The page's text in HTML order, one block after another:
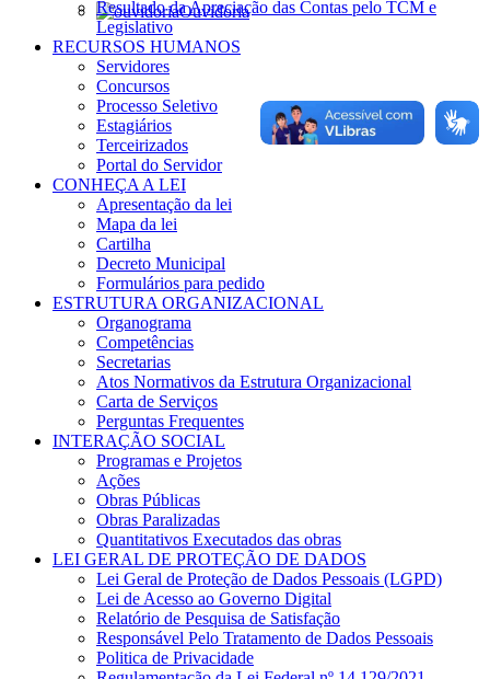
Ouvidoria
Resultado da Apreciação das Contas pelo TCM e
Legislativo
RECURSOS HUMANOS
Servidores
Concursos
Processo Seletivo
Estagiários
Terceirizados
Portal do Servidor
CONHEÇA A LEI
Apresentação da lei
Mapa da lei
Cartilha
Decreto Municipal
Formulários para pedido
ESTRUTURA ORGANIZACIONAL
Organograma
Competências
Secretarias
Atos Normativos da Estrutura Organizacional
Carta de Serviços
Perguntas Frequentes
INTERAÇÃO SOCIAL
Programas e Projetos
Ações
Obras Públicas
Obras Paralizadas
Quantitativos Executados das obras
LEI GERAL DE PROTEÇÃO DE DADOS
Lei Geral de Proteção de Dados Pessoais (LGPD)
Lei de Acesso ao Governo Digital
Relatório de Pesquisa de Satisfação
Responsável Pelo Tratamento de Dados Pessoais
Politica de Privacidade